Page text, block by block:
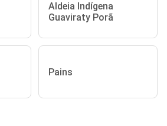
Aldeia Indígena
Guaviraty Porã
Pains